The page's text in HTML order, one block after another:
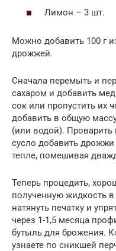
Лимон – 3 шт.
Можно добавить 100 г
дрожжей.
Сначала перемыть и
сахаром и добавить
сок или пропустить их
добавить в общую
(или водой). Проварить
сусло добавить
тепле, помешивая
Теперь процедить,
полученную жидкость
натянуть печатку и
через 1-1,5 месяца
бутыль для брожения.
узнаете по сникшей